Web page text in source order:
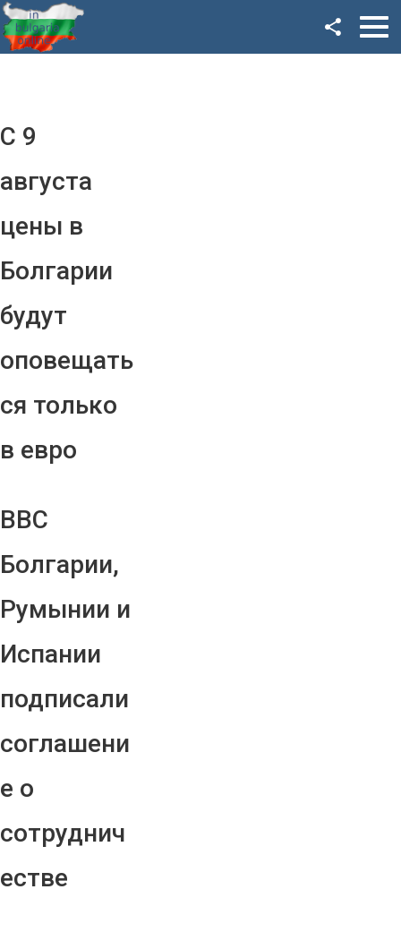
С 9
августа
цены в
Болгарии
будут
оповещать
ся только
в евро
ВВС
Болгарии,
Румынии и
Испании
подписали
соглашени
е о
сотруднич
естве